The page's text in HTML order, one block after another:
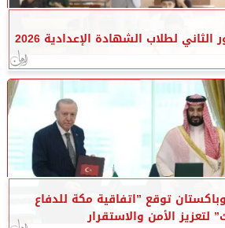
لطلاب الشهادة الإعدادية 2026
توقع ”اتفاقية مكة للدفاع
لتعزيز الأمن والاستقرار